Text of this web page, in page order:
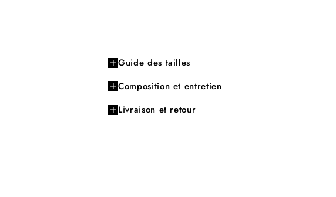
Guide des tailles
Composition et entretien
Livraison et retour